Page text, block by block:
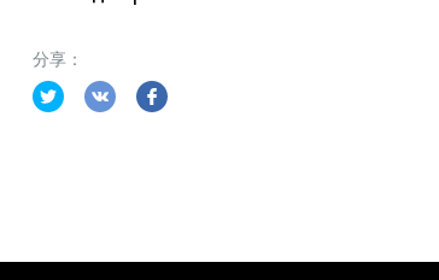
分享：